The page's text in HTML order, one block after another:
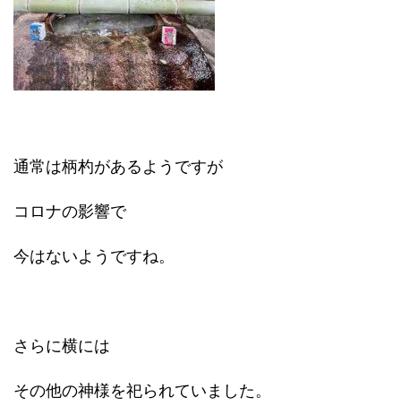
通常は柄杓があるようですが
コロナの影響で
今はないようですね。
さらに横には
その他の神様を祀られていました。